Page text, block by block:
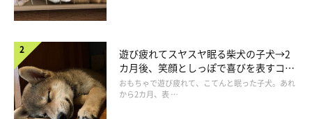
遊び疲れてスヤスヤ眠る柴犬の子犬→2
カ月後、笑顔としっぽで喜びを表すコに
成長！
おもちゃで遊び疲れて、こてんと眠った子犬。あれ
から2カ月、表 …